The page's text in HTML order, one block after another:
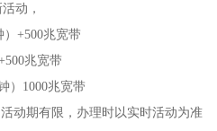
动，
）+500兆宽带
兆宽带
）1000兆宽带
动期有限，办理时以实时活动为准